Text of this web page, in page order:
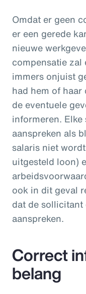
Omdat er geen
er een gerede
nieuwe
compensatie zal
immers onjuist
had hem of
de eventuele
informeren.
aanspreken als
salaris niet
uitgesteld loon)
ook in dit geval
dat de sollicitant
aanspreken.
Correct
belang